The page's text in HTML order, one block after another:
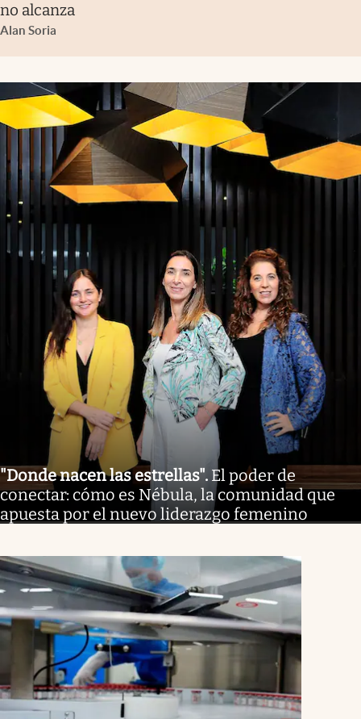
no alcanza
Alan Soria
"Donde nacen las estrellas". El poder de
conectar: cómo es Nébula, la comunidad que
apuesta por el nuevo liderazgo femenino